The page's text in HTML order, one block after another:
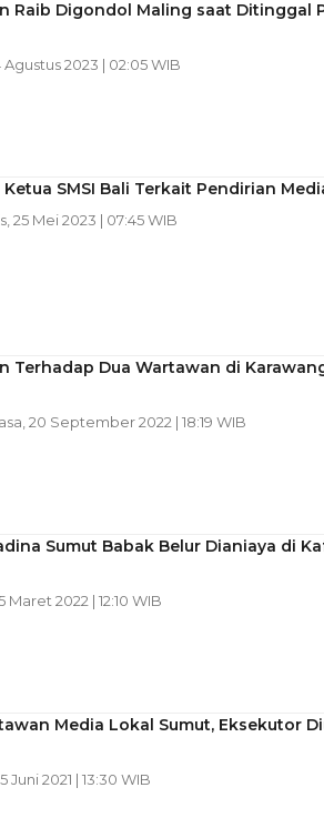
Raib Digondol Maling saat Ditinggal
2023 | 02:05 WIB
SMSI Bali Terkait Pendirian
25 Mei 2023 | 07:45 WIB
Terhadap Dua Wartawan di
20 September 2022 | 18:19 WIB
Sumut Babak Belur Dianiaya di
Maret 2022 | 12:10 WIB
Media Lokal Sumut, Eksekutor
Juni 2021 | 13:30 WIB